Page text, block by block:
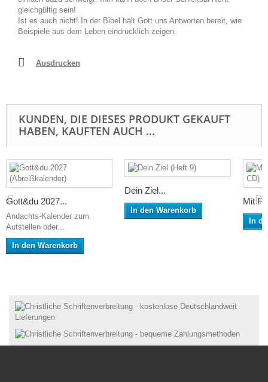
gleichgültig sein!
Ist es auch nicht! In der Bibel hält Gott uns Antworten bereit, wie
Beispiele aus dem Leben eindrücklich zeigen.
Ausdrucken
KUNDEN, DIE DIESES PRODUKT GEKAUFT
HABEN, KAUFTEN AUCH ...
Gott&du 2027...
Andachts-Kalender zum
Aufstellen oder...
In den Warenkorb
Dein Ziel...
In den Warenkorb
Mit
In